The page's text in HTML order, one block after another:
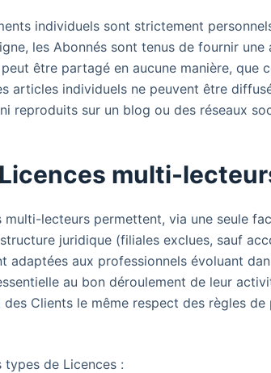
individuels sont strictement
les Abonnés sont tenus de fournir
être partagé en aucune manière, que
articles individuels ne peuvent être
reproduits sur un blog ou des réseaux
multi-
multi-lecteurs permettent, via une seule
structure juridique (filiales exclues, sauf
adaptées aux professionnels évoluant
au bon déroulement de leur
des Clients le même respect des règles
types de Licences :